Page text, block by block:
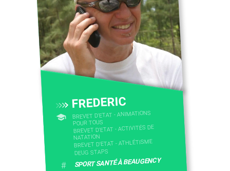
FREDERIC
BREVET D'ETAT - ANIMATIONS
POUR TOUS
BREVET D'ETAT - ACTIVITÉS DE
NATATION
BREVET D'ETAT - ATHLÉTISME
DEUG STAPS
# SPORT SANTÉ À BEAUGENCY